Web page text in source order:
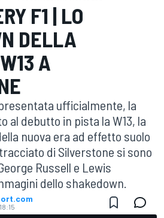
F1 | LO
DELLA
A
ufficialmente, la
al debutto in pista la W13, la
nuova era ad effetto suolo
di Silverstone si sono
Russell e Lewis
dello shakedown.